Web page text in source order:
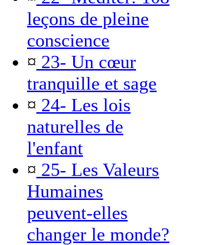
leçons de pleine
conscience
¤ 23- Un cœur
tranquille et sage
¤ 24- Les lois
naturelles de
l'enfant
¤ 25- Les Valeurs
Humaines
peuvent-elles
changer le monde?